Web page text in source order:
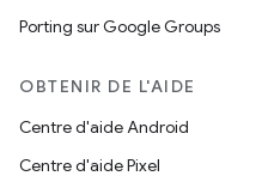
Porting sur Google Groups
OBTENIR DE L'AIDE
Centre d'aide Android
Centre d'aide Pixel